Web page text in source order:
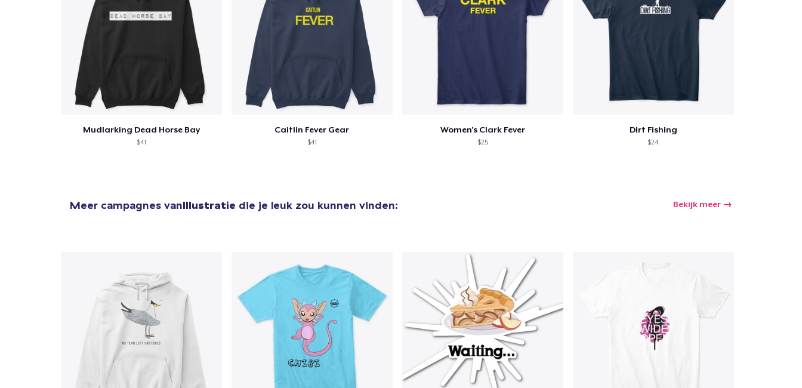
Mudlarking Dead Horse Bay
$41
Caitlin Fever Gear
$41
Women's Clark Fever
$25
Dirt Fishing
$24
Meer campagnes vanIllustratie die je leuk zou kunnen vinden: Bekijk meer
Ga door naar de Kassa Doorgaan met winkelen
Unisex Classic Pullover Hoodie
US$ 40,99